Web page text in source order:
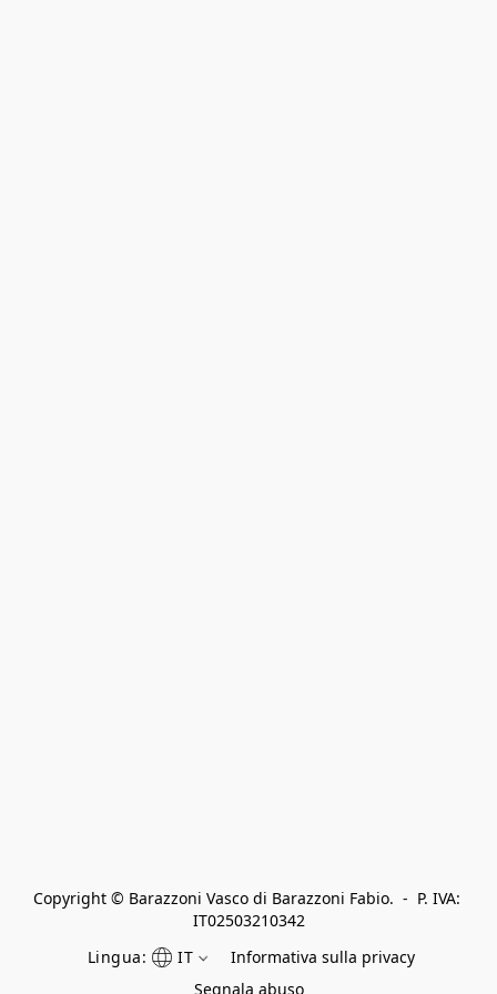
Copyright © Barazzoni Vasco di Barazzoni Fabio.  -  P. IVA:
IT02503210342
Lingua:
IT
Informativa sulla privacy
Segnala abuso